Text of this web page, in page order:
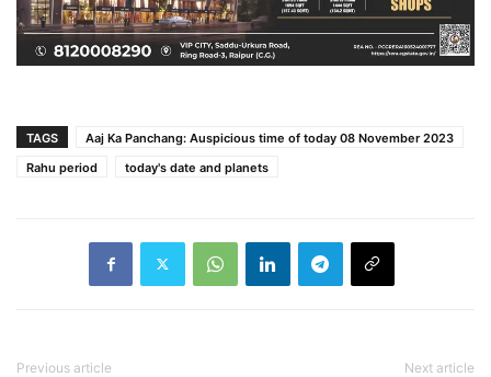
TAGS
Aaj Ka Panchang: Auspicious time of today 08 November 2023
Rahu period
today's date and planets
Previous article Next article